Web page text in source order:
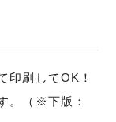
印刷してOK！
。（※下版：